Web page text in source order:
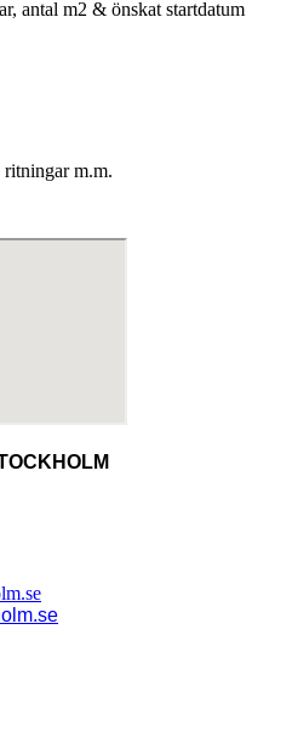
antal m2 & önskat startdatum
m.m.